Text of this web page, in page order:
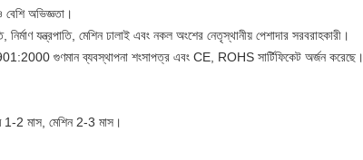
অভিজ্ঞতা।
নির্মাণ যন্ত্রপাতি, মেশিন ঢালাই এবং নকল অংশের নেতৃস্থানীয় পেশাদার সরবরাহকারী।
গুণমান ব্যবস্থাপনা শংসাপত্র এবং CE, ROHS সার্টিফিকেট অর্জন করেছে।
1-2 মাস, মেশিন 2-3 মাস।